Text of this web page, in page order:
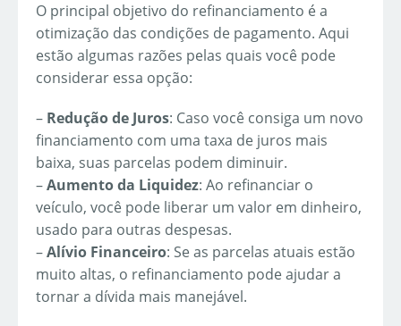
O principal objetivo do refinanciamento é a
otimização das condições de pagamento. Aqui
estão algumas razões pelas quais você pode
considerar essa opção:
– Redução de Juros: Caso você consiga um novo
financiamento com uma taxa de juros mais
baixa, suas parcelas podem diminuir.
–Aumento da Liquidez: Ao refinanciar o
veículo, você pode liberar um valor em dinheiro,
usado para outras despesas.
–Alívio Financeiro: Se as parcelas atuais estão
muito altas, o refinanciamento pode ajudar a
tornar a dívida mais manejável.